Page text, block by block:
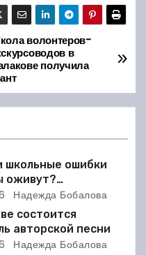
волонтеров-
в
получила
школьные ошибки
оживут?
ТЮЗ готовит
Надежда Бобалова
состоится
авторской песни
Надежда Бобалова